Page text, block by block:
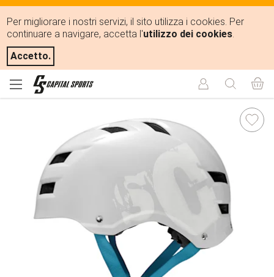
Per migliorare i nostri servizi, il sito utilizza i cookies. Per
continuare a navigare, accetta l'utilizzo dei cookies.
Accetto.